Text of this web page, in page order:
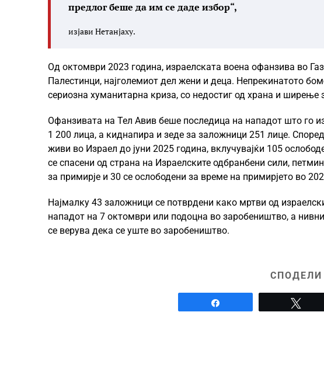
предлог беше да им се даде избор“,
изјави Нетанјаху.
Од октомври 2023 година, израелската воена офанзива во
Палестинци, најголемиот дел жени и деца. Непрекинатото
сериозна хуманитарна криза, со недостиг од храна и ширење
Офанзивата на Тел Авив беше последица на нападот што го
1 200 лица, а киднапира и зеде за заложници 251 лице.
живи во Израел до јуни 2025 година, вклучувајќи 105
се спасени од страна на Израелските одбранбени сили,
за примирје и 30 се ослободени за време на примирјето во
Најмалку 43 заложници се потврдени како мртви од
нападот на 7 октомври или подоцна во заробеништво, а
се верува дека се уште во заробеништво.
СПОДЕЛИ